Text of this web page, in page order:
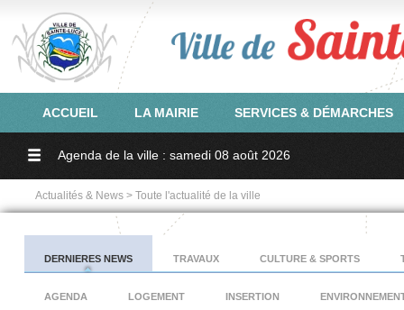
ACCUEIL LA MAIRIE SERVICES & DÉMARCHES
Agenda de la ville : samedi 08 août 2026
Actualités & News > Toute l'actualité de la ville
DERNIERES NEWS TRAVAUX CULTURE & SPORTS
AGENDA LOGEMENT INSERTION